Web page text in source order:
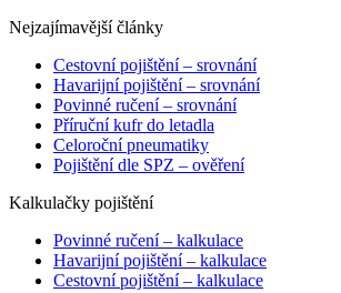
Nejzajímavější články
Cestovní pojištění – srovnání
Havarijní pojištění – srovnání
Povinné ručení – srovnání
Příruční kufr do letadla
Celoroční pneumatiky
Pojištění dle SPZ – ověření
Kalkulačky pojištění
Povinné ručení – kalkulace
Havarijní pojištění – kalkulace
Cestovní pojištění – kalkulace